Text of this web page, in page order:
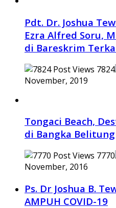
Pdt. Dr. Joshua
Ezra Alfred Soru,
di Bareskrim
7824
November, 2019
Tongaci Beach,
di Bangka Belitung
7770
November, 2016
Ps. Dr Joshua B.
AMPUH COVID-19